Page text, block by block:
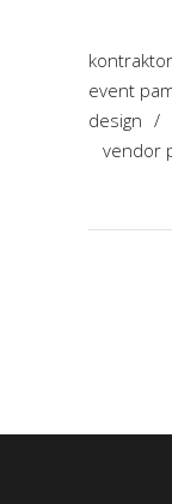
event
design /
vendor